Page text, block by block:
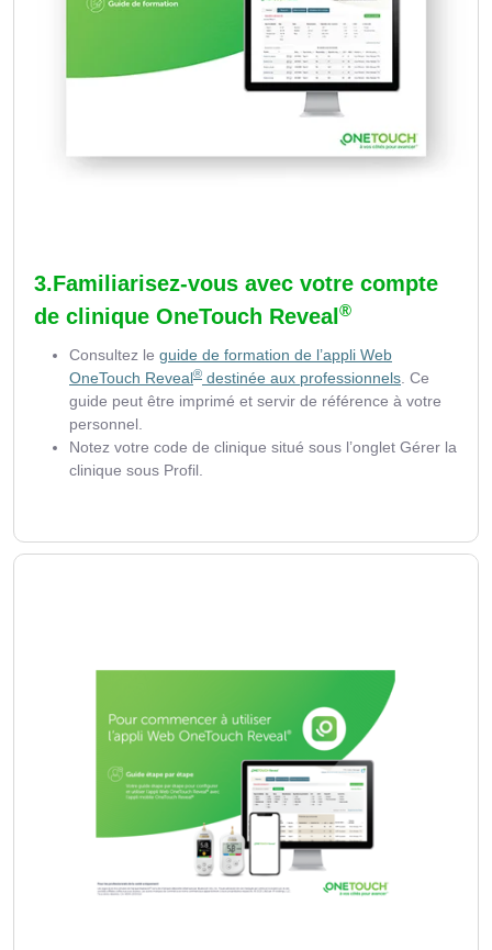
3.Familiarisez-vous avec votre compte
de clinique OneTouch Reveal ®
Consultez le guide de formation de l’appli Web
OneTouch Reveal® destinée aux professionnels. Ce
guide peut être imprimé et servir de référence à votre
personnel.
Notez votre code de clinique situé sous l’onglet Gérer la
clinique sous Profil.